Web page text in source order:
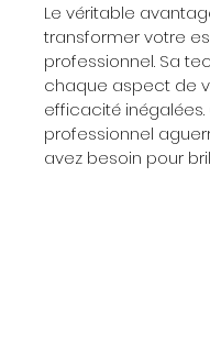
Le véritable
transformer votre
professionnel. Sa
chaque aspect de
efficacité
professionnel
avez besoin pour